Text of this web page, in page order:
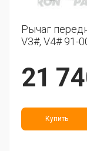
Рычаг
V3#, V4# 91-
21
Купить